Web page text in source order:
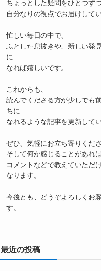
ちょっとした疑問をひとつず
自分なりの視点でお届けしてい
忙しい毎日の中で、
ふとした息抜きや、新しい発
に
なれば嬉しいです。
これからも、
読んでくださる方が少しでも
ちに
なれるような記事を更新してい
ぜひ、気軽にお立ち寄りくださ
そして何か感じることがあれば
コメントなどで教えていただ
なります。
今後とも、どうぞよろしくお
す。
最近の投稿